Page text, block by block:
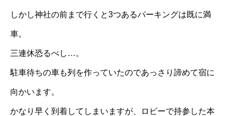
しかし神社の前まで行くと3つあるパーキングは既に満
車。
三連休恐るべし…。
駐車待ちの車も列を作っていたのであっさり諦めて宿に
向かいます。
かなり早く到着してしまいますが、ロビーで持参した本